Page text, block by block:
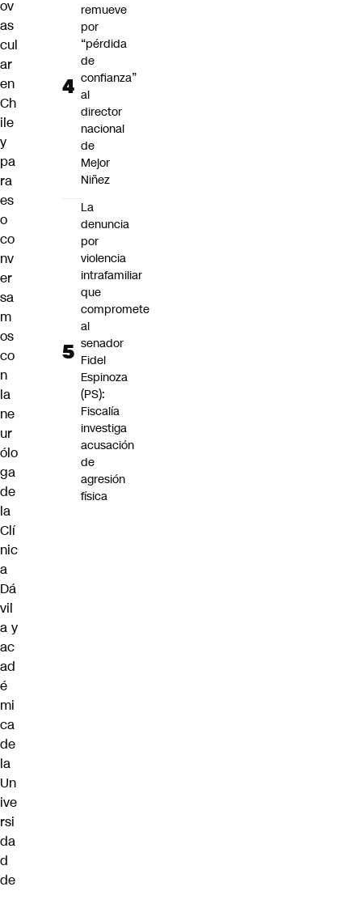
ov
as
cul
ar
en
Ch
ile
y
pa
ra
es
o
co
nv
er
sa
m
os
co
n
la
ne
ur
ólo
ga
de
la
Clí
nic
a
Dá
vil
a y
ac
ad
é
mi
ca
de
la
Un
ive
rsi
da
d
de
remueve
por
“pérdida
de
confianza”
al
director
nacional
de
Mejor
Niñez
La
denuncia
por
violencia
intrafamiliar
que
compromete
al
senador
Fidel
Espinoza
(PS):
Fiscalía
investiga
acusación
de
agresión
física